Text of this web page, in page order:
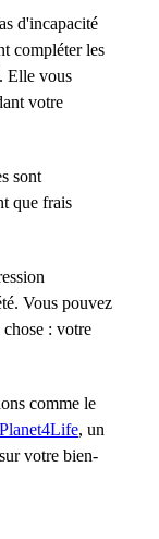
d'incapacité
compléter les
Elle vous
votre
sont
que frais
Vous pouvez
: votre
comme le
, un
votre bien-